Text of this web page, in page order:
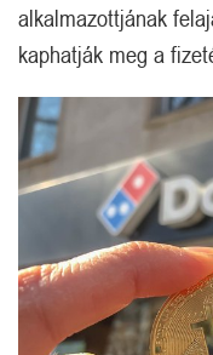
alkalmazottjának
kaphatják meg a